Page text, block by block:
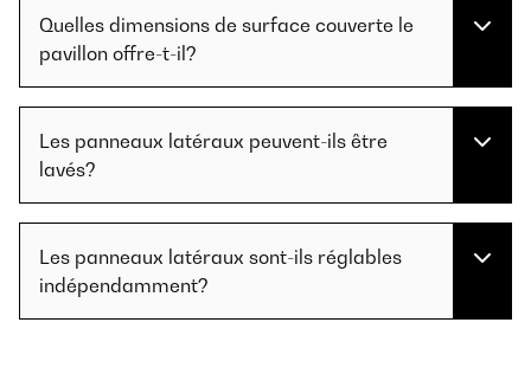
Quelles dimensions de surface couverte le
pavillon offre-t-il?
Les panneaux latéraux peuvent-ils être
lavés?
Les panneaux latéraux sont-ils réglables
indépendamment?